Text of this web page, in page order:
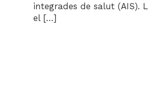
integrades de salut (AIS).
el […]